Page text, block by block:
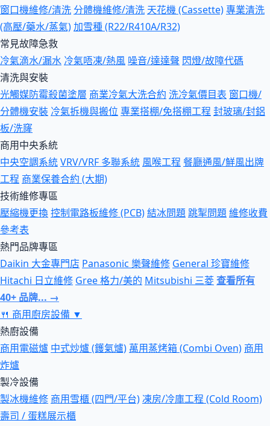
窗口機維修/清洗 分體機維修/清洗 天花機 (Cassette)專業清洗
(高壓/藥水/蒸氣)加雪種 (R22/R410A/R32)
常見故障急救
冷氣滴水/漏水 冷氣唔凍/熱風 噪音/達達聲 閃燈/故障代碼
清洗與安裝
光觸媒防霉殺菌塗層 商業冷氣大洗合約 洗冷氣價目表 窗口機/
分體機安裝 冷氣拆機與搬位 專業搭棚/免搭棚工程 封玻璃/封鋁
板/洗窿
商用中央系統
中央空調系統VRV/VRF 多聯系統 風喉工程 餐廳通風/鮮風出牌
工程 商業保養合約 (大期)
技術維修專區
壓縮機更換控制電路板維修 (PCB)結冰問題跳掣問題維修收費
參考表
熱門品牌專區
Daikin 大金專門店 Panasonic 樂聲維修 General 珍寶維修
Hitachi 日立維修 Gree 格力/美的 Mitsubishi 三菱查看所有
40+ 品牌... →
🍴 商用廚房設備 ▼
熱廚設備
商用電磁爐 中式炒爐 (鑊氣爐) 萬用蒸烤箱 (Combi Oven) 商用
炸爐
製冷設備
製冰機維修 商用雪櫃 (四門/平台)凍房/冷庫工程 (Cold Room)
壽司 / 蛋糕展示櫃